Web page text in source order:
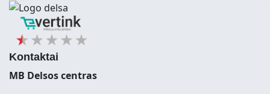
Kontaktai
MB Delsos centras